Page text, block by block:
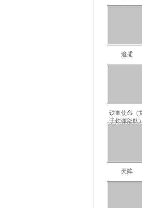
追捕
铁血使命（
子炸弹部队
天阵